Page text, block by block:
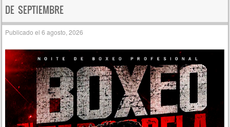
DE SEPTIEMBRE
Publicado el6 agosto, 2026